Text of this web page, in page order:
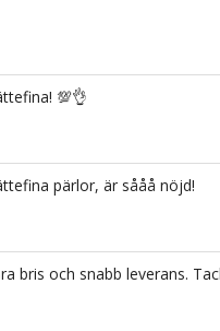
💯👌
pärlor, är sååå nöjd!
bris och snabb leverans.